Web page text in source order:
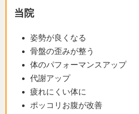
当院
姿勢が良くなる
骨盤の歪みが整う
体のパフォーマンスアップ
代謝アップ
疲れにくい体に
ポッコリお腹が改善